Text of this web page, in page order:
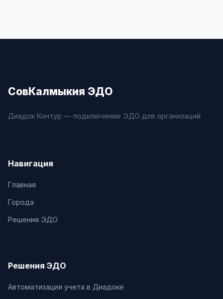
СовКалмыкия ЭДО
Диадок Контур — подключение ЭДО для организаций
Навигация
Главная
Города
Решения ЭДО
Решения ЭДО
Автоматизация учета в Диадоке